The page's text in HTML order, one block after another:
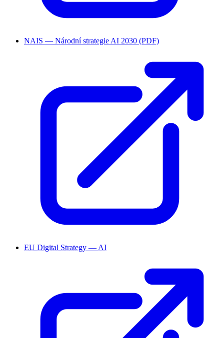
NAIS — Národní strategie AI 2030 (PDF)
EU Digital Strategy — AI